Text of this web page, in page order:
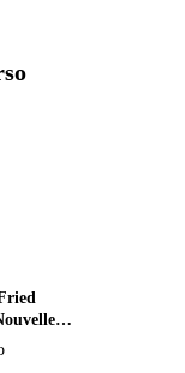
pour